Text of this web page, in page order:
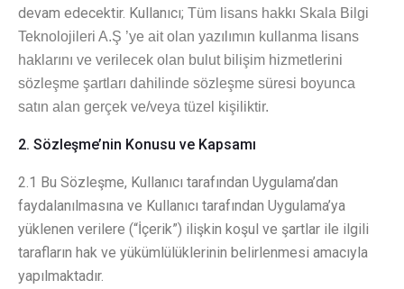
devam edecektir. Kullanıcı; Tüm lisans hakkı Skala Bilgi
Teknolojileri A.Ş ’ye ait olan yazılımın kullanma lisans
haklarını ve verilecek olan bulut bilişim hizmetlerini
sözleşme şartları dahilinde sözleşme süresi boyunca
satın alan gerçek ve/veya tüzel kişiliktir.
2. Sözleşme’nin Konusu ve Kapsamı
2.1 Bu Sözleşme, Kullanıcı tarafından Uygulama’dan
faydalanılmasına ve Kullanıcı tarafından Uygulama’ya
yüklenen verilere (“İçerik”) ilişkin koşul ve şartlar ile ilgili
tarafların hak ve yükümlülüklerinin belirlenmesi amacıyla
yapılmaktadır.